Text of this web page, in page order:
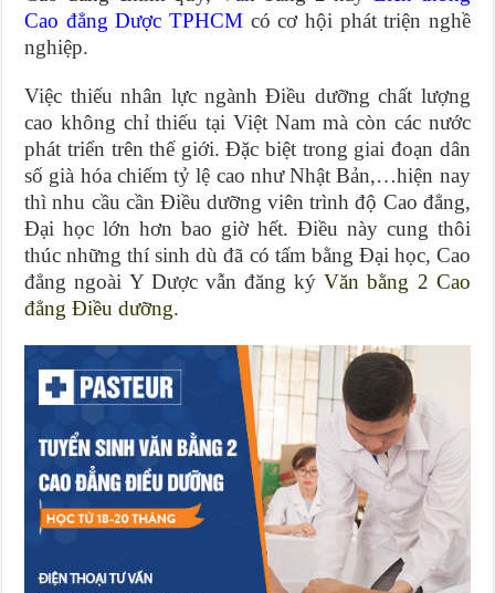
Cao đẳng Dược TPHCM có cơ hội phát triện nghề
nghiệp.
Việc thiếu nhân lực ngành Điều dưỡng chất lượng
cao không chỉ thiếu tại Việt Nam mà còn các nước
phát triển trên thế giới. Đặc biệt trong giai đoạn dân
số già hóa chiếm tỷ lệ cao như Nhật Bản,…hiện nay
thì nhu cầu cần Điều dưỡng viên trình độ Cao đẳng,
Đại học lớn hơn bao giờ hết. Điều này cung thôi
thúc những thí sinh dù đã có tấm bằng Đại học, Cao
đẳng ngoài Y Dược vẫn đăng kýVăn bằng 2 Cao
đẳng Điều dưỡng.